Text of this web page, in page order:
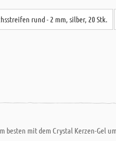
rund - 2 mm, silber, 20 Stk.
besten mit dem Crystal Kerzen-Gel